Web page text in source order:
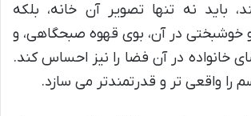
باید نه تنها تصویر آن خانه، بلکه
در آن، بوی قهوه صبحگاهی، و
خانواده در آن فضا را نیز احساس کند.
را واقعی تر و قدرتمندتر می سازد.